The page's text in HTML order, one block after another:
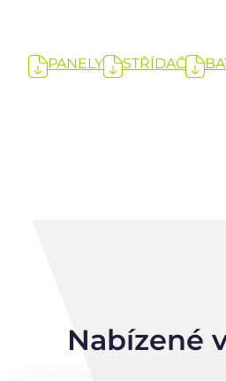
PANELY STŘÍDAČ
Nabízené